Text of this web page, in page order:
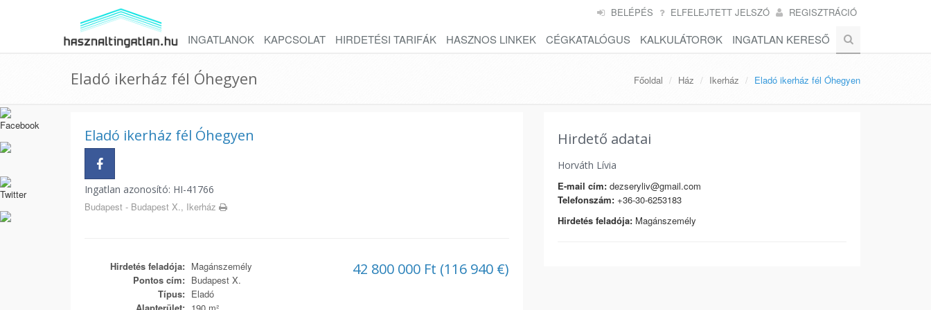
BELÉPÉS ELFELEJTETT JELSZÓ REGISZTRÁCIÓ
INGATLANOK KAPCSOLAT HIRDETÉSI TARIFÁK HASZNOS LINKEK CÉGKATALÓGUS KALKULÁTOROK INGATLAN KERESŐ
Eladó ikerház fél Óhegyen Főoldal Ház Ikerház Eladó ikerház fél Óhegyen
Eladó ikerház fél Óhegyen
Ingatlan azonosító: HI-41766
Budapest - Budapest X., Ikerház
42 800 000 Ft (116 940 €)
Hirdetés feladója: Magánszemély
Pontos cím: Budapest X.
Típus: Eladó
Hirdető adatai
Horváth Lívia
E-mail cím:dezseryliv@gmail.com
Telefonszám:+36-30-6253183
Hirdetés feladója:Magánszemély